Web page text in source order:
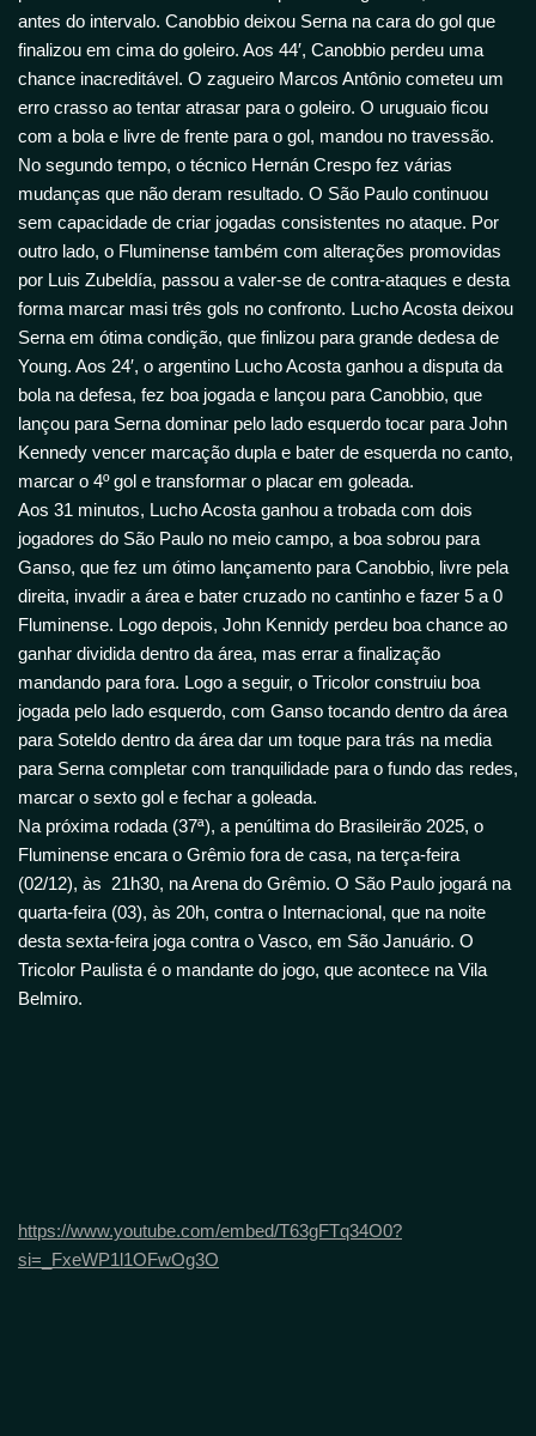
antes do intervalo. Canobbio deixou Serna na cara do gol que
finalizou em cima do goleiro. Aos 44′, Canobbio perdeu uma
chance inacreditável. O zagueiro Marcos Antônio cometeu um
erro crasso ao tentar atrasar para o goleiro. O uruguaio ficou
com a bola e livre de frente para o gol, mandou no travessão.
No segundo tempo, o técnico Hernán Crespo fez várias
mudanças que não deram resultado. O São Paulo continuou
sem capacidade de criar jogadas consistentes no ataque. Por
outro lado, o Fluminense também com alterações promovidas
por Luis Zubeldía, passou a valer-se de contra-ataques e desta
forma marcar masi três gols no confronto. Lucho Acosta deixou
Serna em ótima condição, que finlizou para grande dedesa de
Young. Aos 24′, o argentino Lucho Acosta ganhou a disputa da
bola na defesa, fez boa jogada e lançou para Canobbio, que
lançou para Serna dominar pelo lado esquerdo tocar para John
Kennedy vencer marcação dupla e bater de esquerda no canto,
marcar o 4º gol e transformar o placar em goleada.
Aos 31 minutos, Lucho Acosta ganhou a trobada com dois
jogadores do São Paulo no meio campo, a boa sobrou para
Ganso, que fez um ótimo lançamento para Canobbio, livre pela
direita, invadir a área e bater cruzado no cantinho e fazer 5 a 0
Fluminense. Logo depois, John Kennidy perdeu boa chance ao
ganhar dividida dentro da área, mas errar a finalização
mandando para fora. Logo a seguir, o Tricolor construiu boa
jogada pelo lado esquerdo, com Ganso tocando dentro da área
para Soteldo dentro da área dar um toque para trás na media
para Serna completar com tranquilidade para o fundo das redes,
marcar o sexto gol e fechar a goleada.
Na próxima rodada (37ª), a penúltima do Brasileirão 2025, o
Fluminense encara o Grêmio fora de casa, na terça-feira
(02/12), às 21h30, na Arena do Grêmio. O São Paulo jogará na
quarta-feira (03), às 20h, contra o Internacional, que na noite
desta sexta-feira joga contra o Vasco, em São Januário. O
Tricolor Paulista é o mandante do jogo, que acontece na Vila
Belmiro.
https://www.youtube.com/embed/T63gFTq34O0?
si=_FxeWP1l1OFwOg3O